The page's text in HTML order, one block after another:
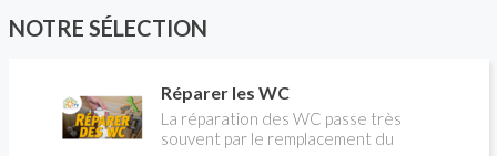
NOTRE SÉLECTION
Réparer les WC
La réparation des WC passe très
souvent par le remplacement du